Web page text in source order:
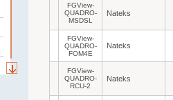
FGView-
QUADRO-
MSDSL
Nateks
FGView-
QUADRO-
FOM4E
Nateks
FGView-
QUADRO-
RCU-2
Nateks